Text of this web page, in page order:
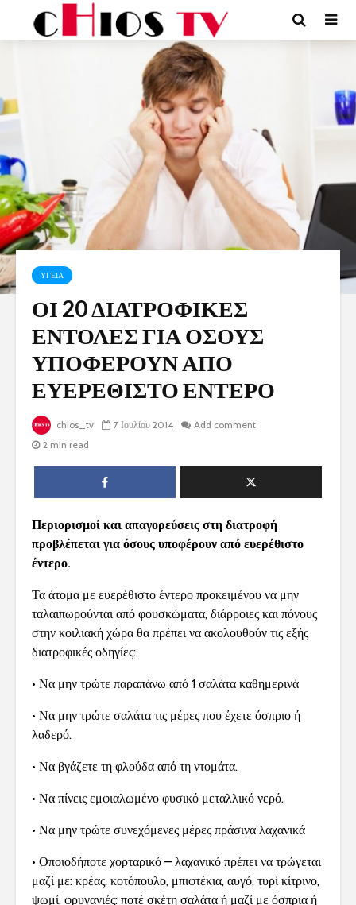
ΥΓΕΙΑ
ΟΙ 20 ΔΙΑΤΡΟΦΙΚΕΣ
ΕΝΤΟΛΕΣ ΓΙΑ ΟΣΟΥΣ
ΥΠΟΦΕΡΟΥΝ ΑΠΟ
ΕΥΕΡΕΘΙΣΤΟ ΕΝΤΕΡΟ
chios_tv 7 Ιουλίου 2014
Add comment
2 min read
Περιορισμοί και απαγορεύσεις στη διατροφή
προβλέπεται για όσους υποφέρουν από ευερέθιστο
έντερο.
Τα άτομα με ευερέθιστο έντερο προκειμένου να μην
ταλαιπωρούνται από φουσκώματα, διάρροιες και πόνους
στην κοιλιακή χώρα θα πρέπει να ακολουθούν τις εξής
διατροφικές οδηγίες:
• Να μην τρώτε παραπάνω από 1 σαλάτα καθημερινά
• Να μην τρώτε σαλάτα τις μέρες που έχετε όσπριο ή
λαδερό.
• Να βγάζετε τη φλούδα από τη ντομάτα.
• Να πίνεις εμφιαλωμένο φυσικό μεταλλικό νερό.
• Να μην τρώτε συνεχόμενες μέρες πράσινα λαχανικά
• Οποιοδήποτε χορταρικό – λαχανικό πρέπει να τρώγεται
μαζί με: κρέας, κοτόπουλο, μπιφτέκια, αυγό, τυρί κίτρινο,
ψωμί, φρυγανιές: ποτέ σκέτη σαλάτα ή μαζί με όσπρια ή